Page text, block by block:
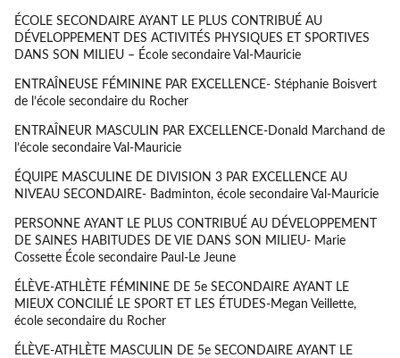
ÉCOLE SECONDAIRE AYANT LE PLUS CONTRIBUÉ AU
DÉVELOPPEMENT DES ACTIVITÉS PHYSIQUES ET SPORTIVES
DANS SON MILIEU – École secondaire Val-Mauricie
ENTRAÎNEUSE FÉMININE PAR EXCELLENCE- Stéphanie Boisvert
de l’école secondaire du Rocher
ENTRAÎNEUR MASCULIN PAR EXCELLENCE-Donald Marchand de
l’école secondaire Val-Mauricie
ÉQUIPE MASCULINE DE DIVISION 3 PAR EXCELLENCE AU
NIVEAU SECONDAIRE- Badminton, école secondaire Val-Mauricie
PERSONNE AYANT LE PLUS CONTRIBUÉ AU DÉVELOPPEMENT
DE SAINES HABITUDES DE VIE DANS SON MILIEU- Marie
Cossette École secondaire Paul-Le Jeune
ÉLÈVE-ATHLÈTE FÉMININE DE 5e SECONDAIRE AYANT LE
MIEUX CONCILIÉ LE SPORT ET LES ÉTUDES-Megan Veillette,
école secondaire du Rocher
ÉLÈVE-ATHLÈTE MASCULIN DE 5e SECONDAIRE AYANT LE